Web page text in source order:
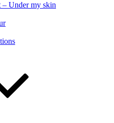
– Under my skin